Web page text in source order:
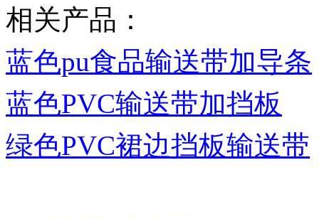
相关产品：
蓝色pu食品输送带加导条
蓝色PVC输送带加挡板
绿色PVC裙边挡板输送带